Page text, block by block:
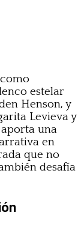
estelar
Henson, y
Levieva y
una
en
que no
desafía